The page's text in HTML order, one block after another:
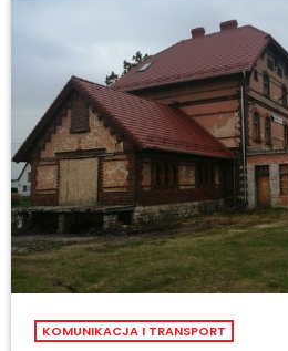
KOMUNIKACJA I TRANSPORT